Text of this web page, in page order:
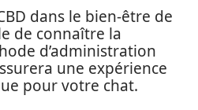
dans le bien-être de
de connaître la
d’administration
une expérience
pour votre chat.